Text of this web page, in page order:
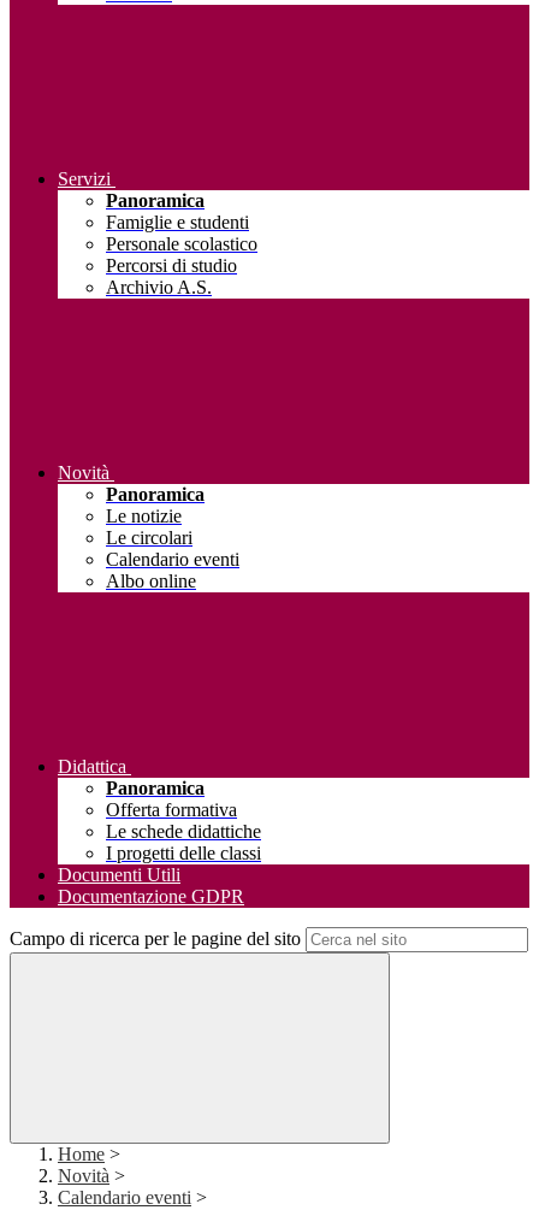
Servizi
Panoramica
Famiglie e studenti
Personale scolastico
Percorsi di studio
Archivio A.S.
Novità
Panoramica
Le notizie
Le circolari
Calendario eventi
Albo online
Didattica
Panoramica
Offerta formativa
Le schede didattiche
I progetti delle classi
Documenti Utili
Documentazione GDPR
Campo di ricerca per le pagine del sito
Home >
Novità >
Calendario eventi >